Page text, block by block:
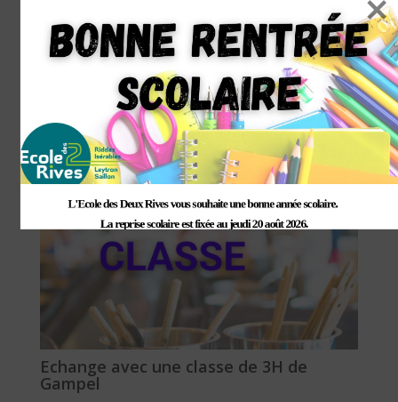
MYénergie – classes 7-8H
14/10/2024/Projets scolaires
Echange avec une classe de 3H de
Gampel
L'Ecole des Deux Rives vous souhaite une bonne année scolaire.
La reprise scolaire est fixée au jeudi 20 août 2026.